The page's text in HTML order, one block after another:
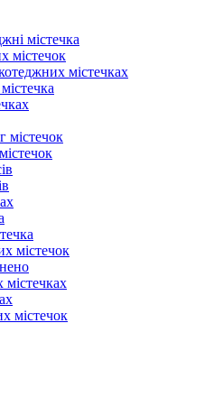
містечка
містечок
містечках
містечок
містечок
містечках
містечок